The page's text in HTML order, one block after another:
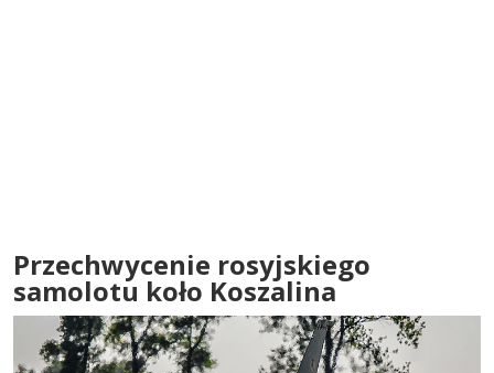
Przechwycenie rosyjskiego
samolotu koło Koszalina